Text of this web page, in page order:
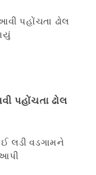
પહોંચતા ઢોલ